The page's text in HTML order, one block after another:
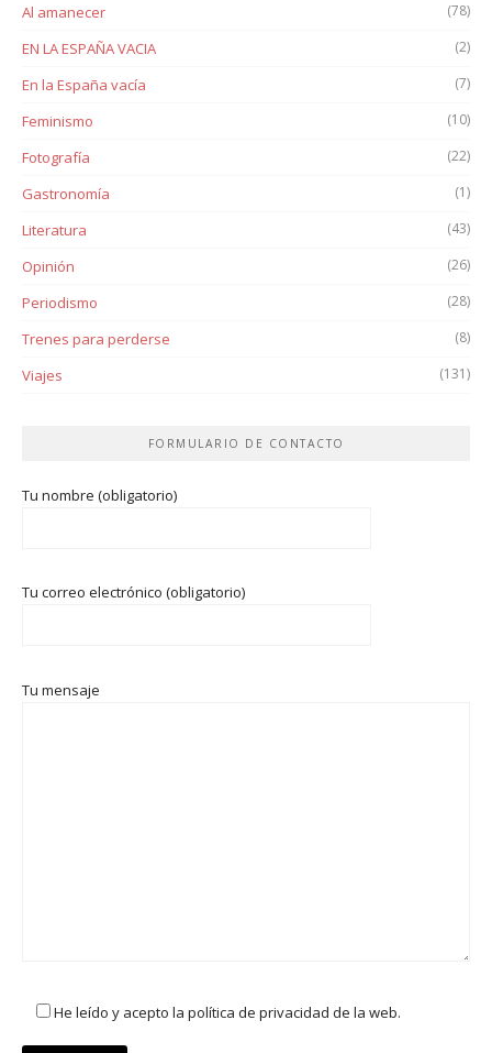
Al amanecer (78)
EN LA ESPAÑA VACIA (2)
En la España vacía (7)
Feminismo (10)
Fotografía (22)
Gastronomía (1)
Literatura (43)
Opinión (26)
Periodismo (28)
Trenes para perderse (8)
Viajes (131)
FORMULARIO DE CONTACTO
Tu nombre (obligatorio)
Tu correo electrónico (obligatorio)
Tu mensaje
He leído y acepto la política de privacidad de la web.